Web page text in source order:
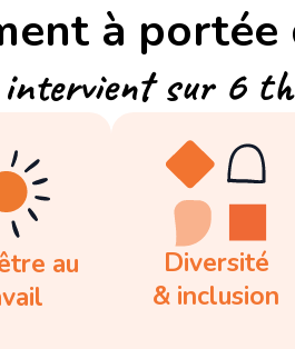
à portée
sur 6
au
Diversité
& inclusion